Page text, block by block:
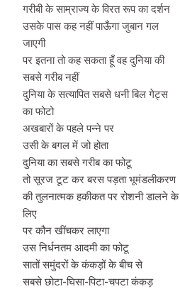
गरीबी के साम्राज्य के विरत रूप का दर्शन
उसके पास कह नहीं पाऊँगा जुबान गल
जाएगी
पर इतना तो कह सकता हूँ वह दुनिया की
सबसे गरीब नहीं
दुनिया के सत्यापित सबसे धनी बिल गेट्स
का फोटो
अखबारों के पहले पन्ने पर
उसी के बगल में जो होता
दुनिया का सबसे गरीब का फोटू
तो सूरज टूट कर बरस पड़ता भूमंडलीकरण
की तुलनात्मक हकीकत पर रोशनी डालने के
लिए
पर कौन खींचकर लाएगा
उस निर्धनतम आदमी का फोटू
सातों समुंदरों के कंकड़ों के बीच से
सबसे छोटा-घिसा-पिटा-चपटा कंकड़